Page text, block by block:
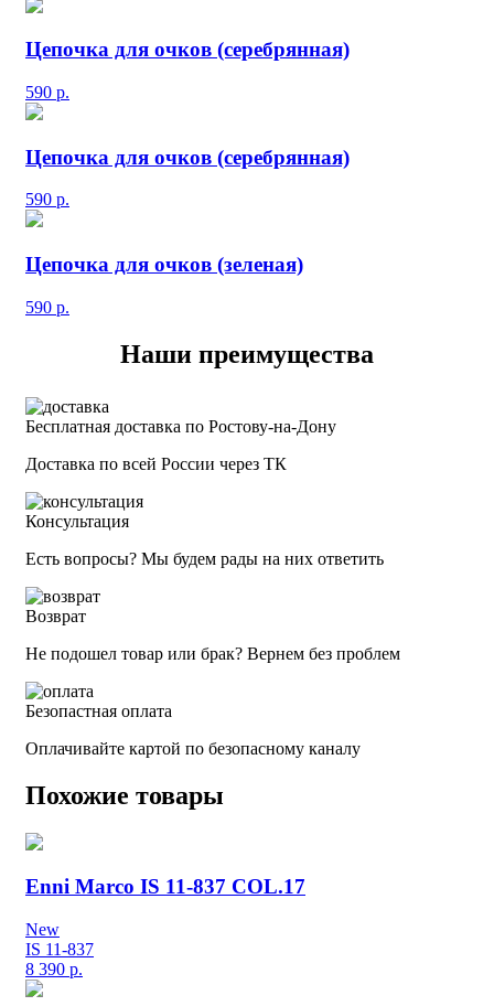
Цепочка для очков (серебрянная)
590 р.
Цепочка для очков (серебрянная)
590 р.
Цепочка для очков (зеленая)
590 р.
Наши преимущества
Бесплатная доставка по Ростову-на-Дону
Доставка по всей России через ТК
Консультация
Есть вопросы? Мы будем рады на них ответить
Возврат
Не подошел товар или брак? Вернем без проблем
Безопастная оплата
Оплачивайте картой по безопасному каналу
Похожие товары
Enni Marco IS 11-837 COL.17
New
IS 11-837
8 390 р.